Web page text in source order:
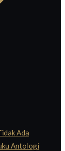
Ada
Antologi